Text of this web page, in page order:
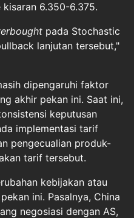
6.350-6.375.
pada Stochastic
lanjutan tersebut,"
dipengaruhi faktor
akhir pekan ini. Saat ini,
keputusan
implementasi tarif
pengecualian produk-
tarif tersebut.
kebijakan atau
ini. Pasalnya, China
negosiasi dengan AS,